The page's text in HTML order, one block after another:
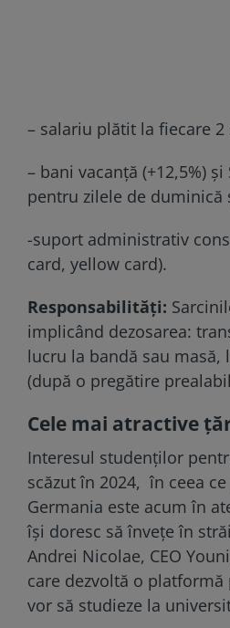
– salariu plătit la fiecare 2
– bani vacanță (+12,5%) și
pentru zilele de duminică
-suport administrativ
card, yellow card).
Responsabilități:
implicând dezosarea:
lucru la bandă sau masă,
(după o pregătire
Cele mai atractive
Interesul studenților
scăzut în 2024, în ceea
Germania este acum în
își doresc să învețe în
Andrei Nicolae, CEO
care dezvoltă o
vor să studieze la